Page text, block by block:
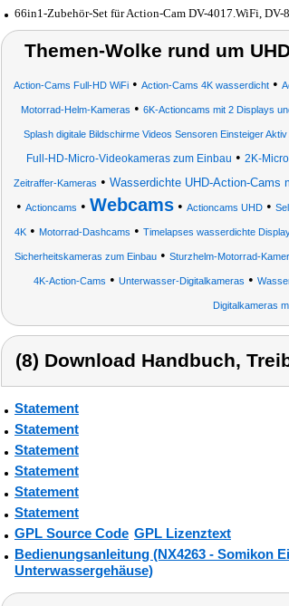
66in1-Zubehör-Set für Action-Cam DV-4017.WiFi, DV-
Themen-Wolke rund um
Action-Cams Full-HD WiFi • Action-Cams 4K wasserdicht •
Motorrad-Helm-Kameras • 6K-Actioncams mit 2 Displays
Splash digitale Bildschirme Videos Sensoren Einsteiger
Full-HD-Micro-Videokameras zum Einbau • 2K-
Zeitraffer-Kameras • Wasserdichte UHD-Action-Cams
• Actioncams • Webcams• Actioncams UHD•
4K • Motorrad-Dashcams • Timelapses wasserdichte
Sicherheitskameras zum Einbau • Sturzhelm-Motorrad-
4K-Action-Cams • Unterwasser-Digitalkameras •
Digitalkameras
(8) Download Handbuch,
Statement
Statement
Statement
Statement
Statement
Statement
GPL Source Code GPL Lizenztext
Bedienungsanleitung (NX4263 - Somikon
Unterwassergehäuse)